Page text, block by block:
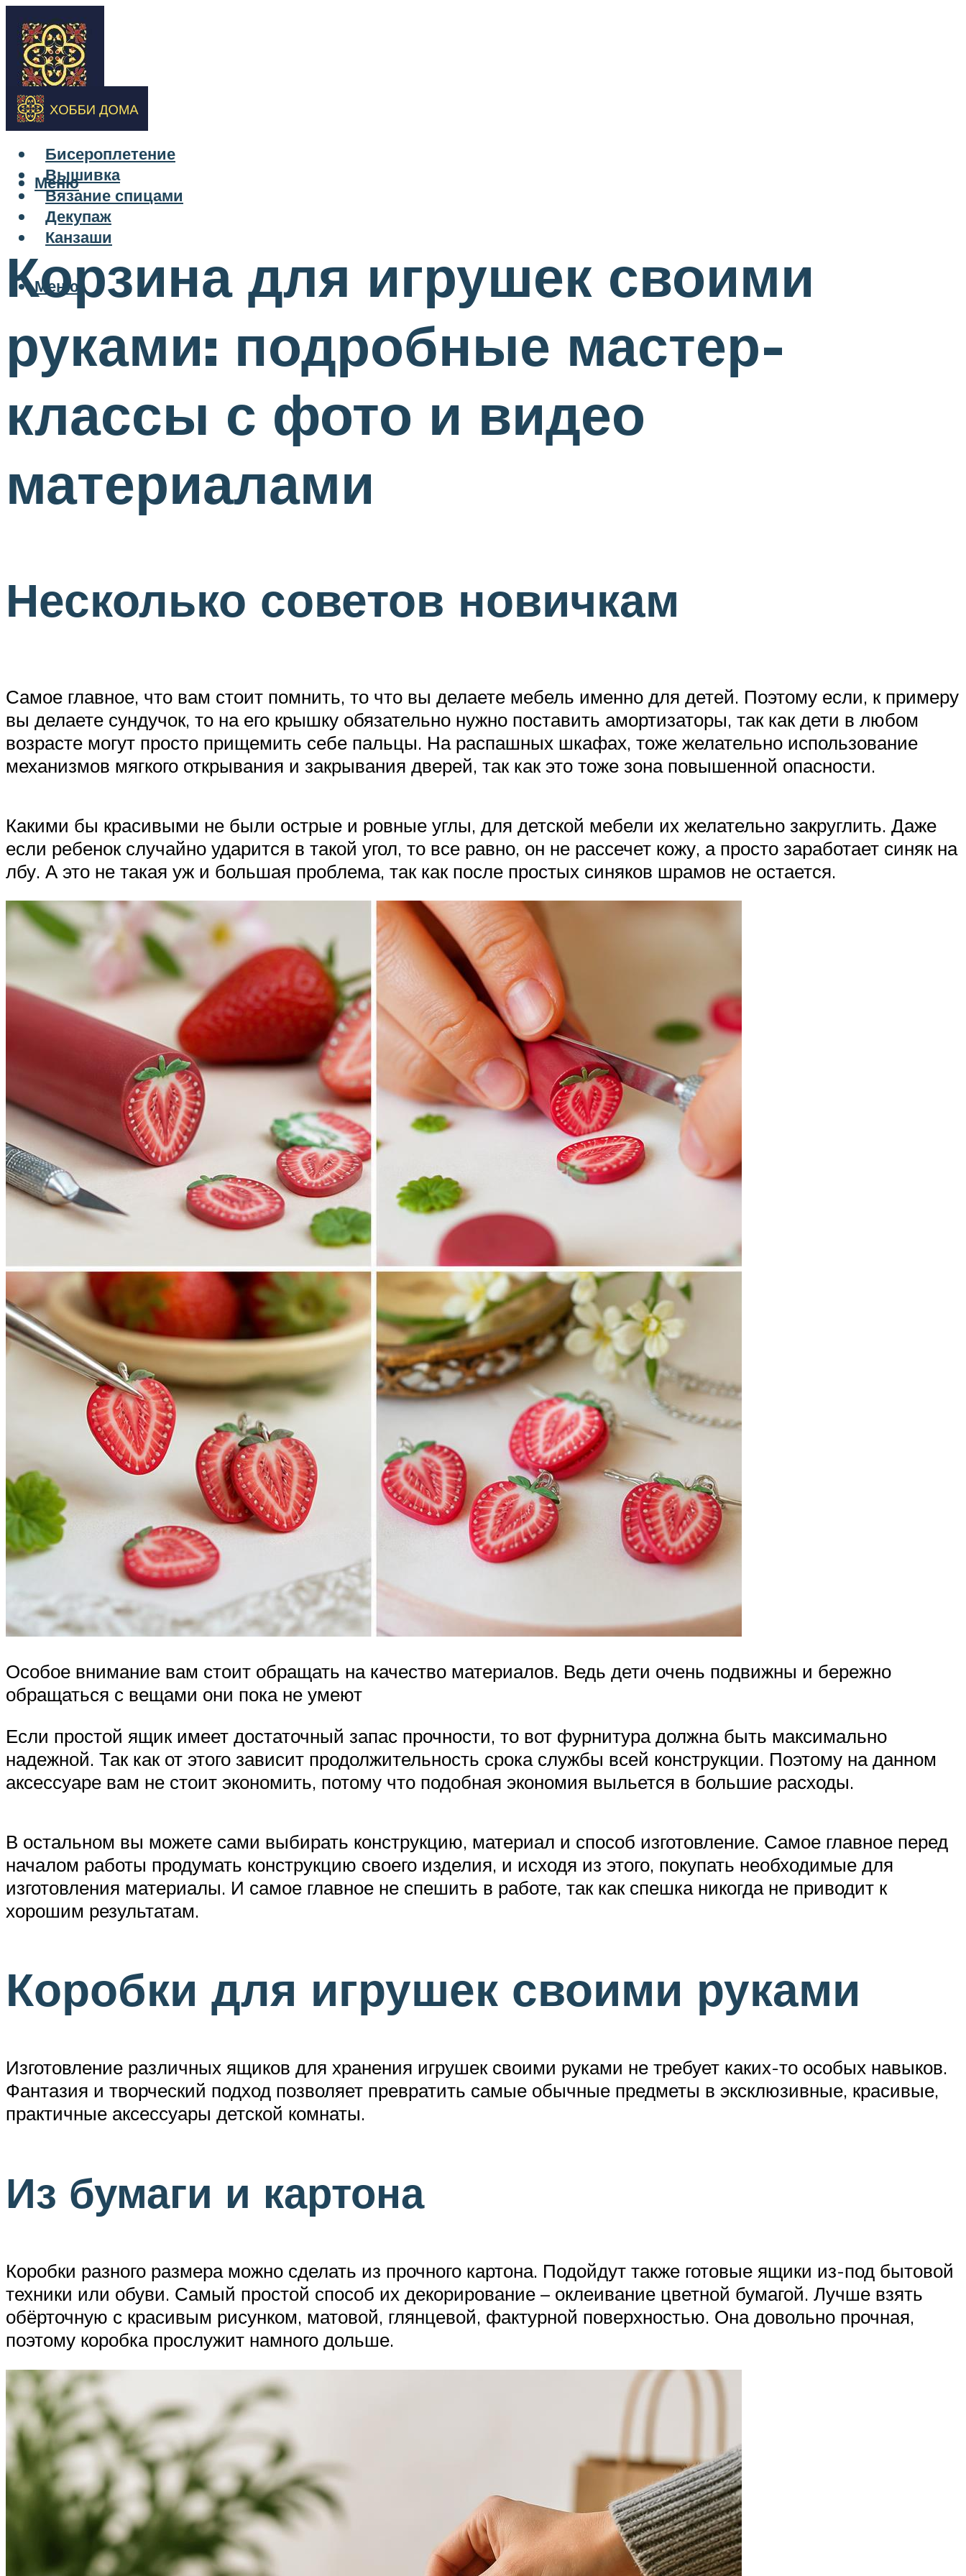
Бисероплетение
Вышивка
Вязание спицами
Декупаж
Канзаши
Меню
Меню
Корзина для игрушек своими
руками: подробные мастер-
классы с фото и видео
материалами
Несколько советов новичкам
Самое главное, что вам стоит помнить, то что вы делаете мебель именно для детей. Поэтому если, к примеру
вы делаете сундучок, то на его крышку обязательно нужно поставить амортизаторы, так как дети в любом
возрасте могут просто прищемить себе пальцы. На распашных шкафах, тоже желательно использование
механизмов мягкого открывания и закрывания дверей, так как это тоже зона повышенной опасности.
Какими бы красивыми не были острые и ровные углы, для детской мебели их желательно закруглить. Даже
если ребенок случайно ударится в такой угол, то все равно, он не рассечет кожу, а просто заработает синяк на
лбу. А это не такая уж и большая проблема, так как после простых синяков шрамов не остается.
Особое внимание вам стоит обращать на качество материалов. Ведь дети очень подвижны и бережно
обращаться с вещами они пока не умеют
Если простой ящик имеет достаточный запас прочности, то вот фурнитура должна быть максимально
надежной. Так как от этого зависит продолжительность срока службы всей конструкции. Поэтому на данном
аксессуаре вам не стоит экономить, потому что подобная экономия выльется в большие расходы.
В остальном вы можете сами выбирать конструкцию, материал и способ изготовление. Самое главное перед
началом работы продумать конструкцию своего изделия, и исходя из этого, покупать необходимые для
изготовления материалы. И самое главное не спешить в работе, так как спешка никогда не приводит к
хорошим результатам.
Коробки для игрушек своими руками
Изготовление различных ящиков для хранения игрушек своими руками не требует каких-то особых навыков.
Фантазия и творческий подход позволяет превратить самые обычные предметы в эксклюзивные, красивые,
практичные аксессуары детской комнаты.
Из бумаги и картона
Коробки разного размера можно сделать из прочного картона. Подойдут также готовые ящики из-под бытовой
техники или обуви. Самый простой способ их декорирование – оклеивание цветной бумагой. Лучше взять
обёрточную с красивым рисунком, матовой, глянцевой, фактурной поверхностью. Она довольно прочная,
поэтому коробка прослужит намного дольше.